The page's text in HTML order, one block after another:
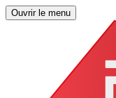
Ouvrir le menu